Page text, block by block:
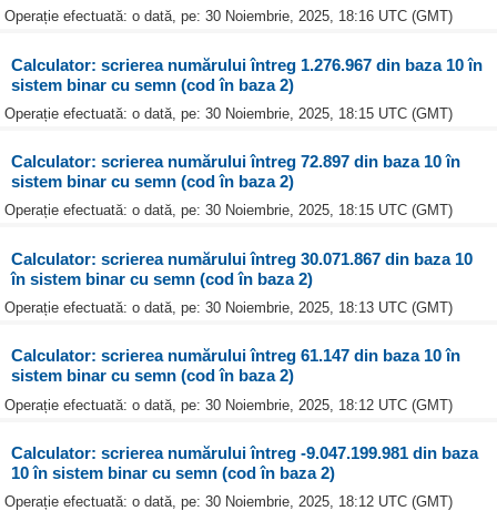
Operație efectuată: o dată, pe: 30 Noiembrie, 2025, 18:16 UTC (GMT)
Calculator: scrierea numărului întreg 1.276.967 din baza 10 în
sistem binar cu semn (cod în baza 2)
Operație efectuată: o dată, pe: 30 Noiembrie, 2025, 18:15 UTC (GMT)
Calculator: scrierea numărului întreg 72.897 din baza 10 în
sistem binar cu semn (cod în baza 2)
Operație efectuată: o dată, pe: 30 Noiembrie, 2025, 18:15 UTC (GMT)
Calculator: scrierea numărului întreg 30.071.867 din baza 10
în sistem binar cu semn (cod în baza 2)
Operație efectuată: o dată, pe: 30 Noiembrie, 2025, 18:13 UTC (GMT)
Calculator: scrierea numărului întreg 61.147 din baza 10 în
sistem binar cu semn (cod în baza 2)
Operație efectuată: o dată, pe: 30 Noiembrie, 2025, 18:12 UTC (GMT)
Calculator: scrierea numărului întreg -9.047.199.981 din baza
10 în sistem binar cu semn (cod în baza 2)
Operație efectuată: o dată, pe: 30 Noiembrie, 2025, 18:12 UTC (GMT)